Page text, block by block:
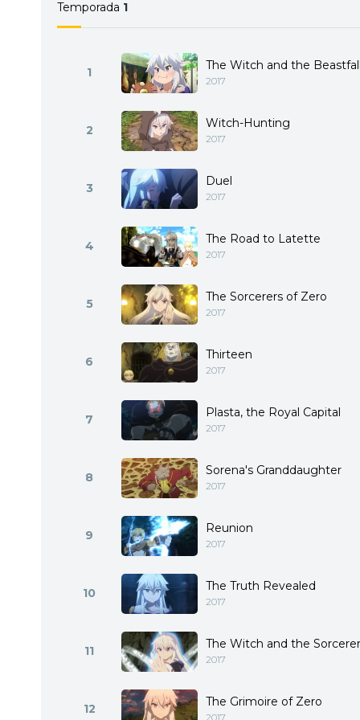
Temporada 1
1 The Witch and the
2017
2 Witch-Hunting
2017
3 Duel
2017
4 The Road to Latette
2017
5 The Sorcerers of Zero
2017
6 Thirteen
2017
7 Plasta, the Royal Capital
2017
8 Sorena's Granddaughter
2017
9 Reunion
2017
10 The Truth Revealed
2017
11 The Witch and the Sorcerer
2017
12 The Grimoire of Zero
2017